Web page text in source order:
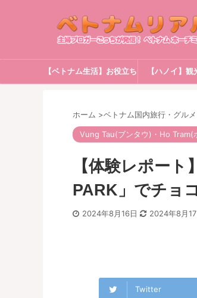
【ベトナム生活】お役立ち 【ハノイ】観
ホーム >ベトナム国内旅行・グルメ
Vung Tau(ブンタウ)・Ho Tram(
【体験レポー
PARK」でチョ
2024年8月16日 2024年8月17
Twitter